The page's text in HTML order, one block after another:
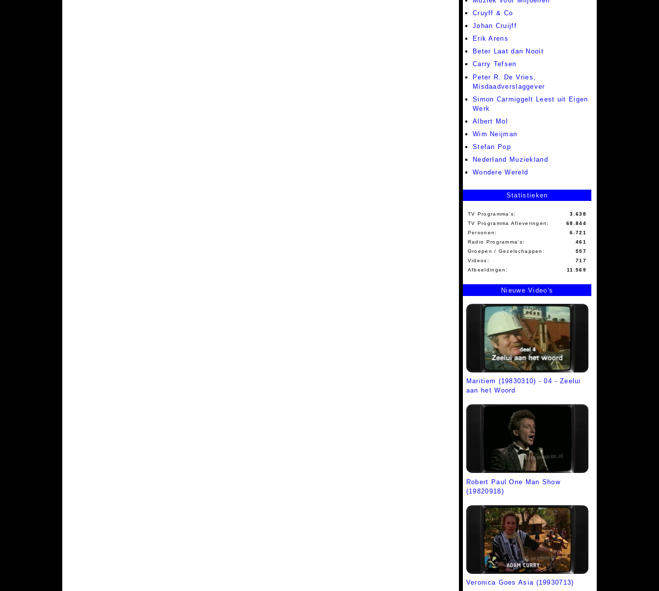
Cruyff & Co
Johan Cruijff
Erik Arens
Beter Laat dan Nooit
Carry Tefsen
Peter R. De Vries,
Misdaadverslaggever
Simon Carmiggelt Leest uit Eigen
Werk
Albert Mol
Wim Neijman
Stefan Pop
Nederland Muziekland
Wondere Wereld
Statistieken
TV Programma's:
3.638
TV Programma Afleveringen:
68.844
Personen:
6.721
Radio Programma's:
461
Groepen / Gezelschappen:
557
Videos:
717
Afbeeldingen:
11.569
Nieuwe Video's
Maritiem (19830310) - 04 - Zeelui
aan het Woord
Robert Paul One Man Show
(19820918)
Veronica Goes Asia (19930713)